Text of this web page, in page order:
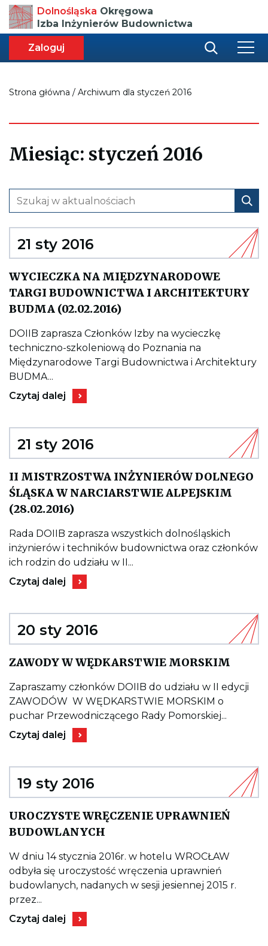
Przenosi
do
strony
głównej
Dolnośląska Okręgowa
Izba Inżynierów Budownictwa
Zaloguj
Strona główna / Archiwum dla styczeń 2016
Miesiąc: styczeń 2016
21 sty 2016
WYCIECZKA NA MIĘDZYNARODOWE
TARGI BUDOWNICTWA I ARCHITEKTURY
BUDMA (02.02.2016)do
WYCIECZKA
NA
MIĘDZYNARODOWE
TARGI
DOIIB zaprasza Członków Izby na wycieczkę
techniczno-szkoleniową do Poznania na
Międzynarodowe Targi Budownictwa i Architektury
BUDMA...
Kieruje
do
NA
MIĘDZYNARODOWE
TARGI
BUDOWNICTWA
ARCHITEKTURY
BUDMA
(02.02.2016)
Czytaj dalej
21 sty 2016
II MISTRZOSTWA INŻYNIERÓW DOLNEGO
ŚLĄSKA W NARCIARSTWIE ALPEJSKIM
(28.02.2016)do
II
MISTRZOSTWA
INŻYNIERÓW
DOLNEGO
ŚLĄSKA
W
NARCIARSTWIE
(28.02.2016)
Rada DOIIB zaprasza wszystkich dolnośląskich
inżynierów i techników budownictwa oraz członków
ich rodzin do udziału w II...
Kieruje
do
MISTRZOSTWA
INŻYNIERÓW
DOLNEGO
ŚLĄSKA
NARCIARSTWIE
(28.02.2016)
Czytaj dalej
20 sty 2016
ZAWODY W WĘDKARSTWIE MORSKIM
W
Zapraszamy członków DOIIB do udziału w II edycji
ZAWODÓW W WĘDKARSTWIE MORSKIM o
puchar Przewodniczącego Rady Pomorskiej...
Kieruje
do
W
WĘDKARSTWIE
MORSKIM
Czytaj dalej
19 sty 2016
UROCZYSTE WRĘCZENIE UPRAWNIEŃ
BUDOWLANYCH
UROCZYSTE
WRĘCZENIE
UPRAWNIEŃ
BUDOWLANYCH
W dniu 14 stycznia 2016r. w hotelu WROCŁAW
odbyła się uroczystość wręczenia uprawnień
budowlanych, nadanych w sesji jesiennej 2015 r.
przez...
Kieruje
do
Czytaj dalej